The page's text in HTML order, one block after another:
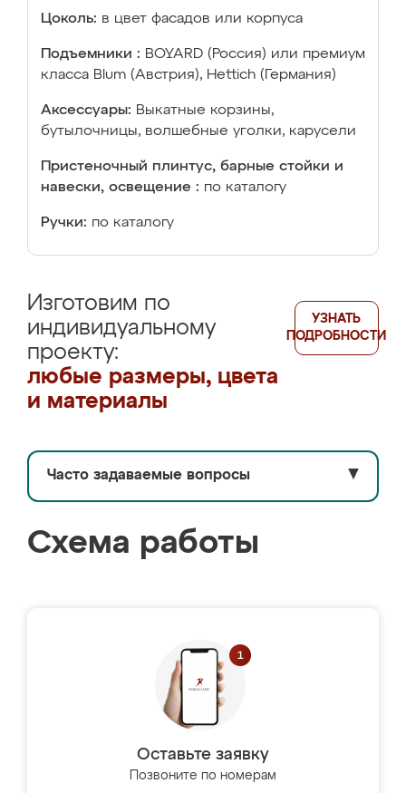
Цоколь: в цвет фасадов или корпуса
Подъемники : BOYARD (Россия) или премиум
класса Blum (Австрия), Hettich (Германия)
Аксессуары: Выкатные корзины,
бутылочницы, волшебные уголки, карусели
Пристеночный плинтус, барные стойки и
навески, освещение : по каталогу
Ручки: по каталогу
Изготовим по
индивидуальному
проекту:
любые размеры, цвета
и материалы
УЗНАТЬ
ПОДРОБНОСТИ
Часто задаваемые вопросы ▼
Схема работы
Оставьте заявку
Позвоните по номерам